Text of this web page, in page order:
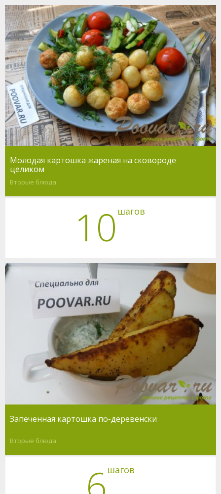
Молодая картошка жареная на сковороде
целиком
Вторые блюда
10 шагов
Запеченная картошка по-деревенски
Вторые блюда
шагов